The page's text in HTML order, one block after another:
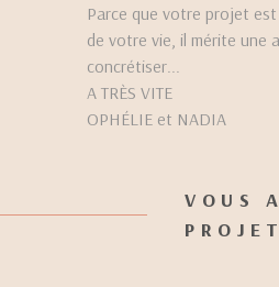
Parce que votre projet
de votre vie, il mérite
concrétiser...
A TRÈS VITE
OPHÉLIE et NADIA
VOUS